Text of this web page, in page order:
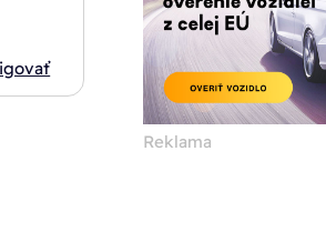
Reklama